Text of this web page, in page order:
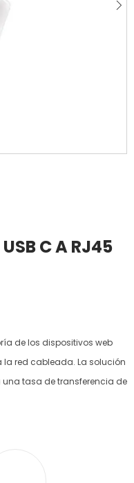
C A RJ45
de los dispositivos web
red cableada. La solución
tasa de transferencia de